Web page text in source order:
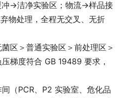
→洁净实验区；物流→样品接
处理，全程无交叉、无折
区＞普通实验区＞前处理区＞
梯度符合 GB 19489 要求，
（PCR、P2 实验室、危化品